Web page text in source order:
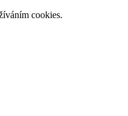
cookies.